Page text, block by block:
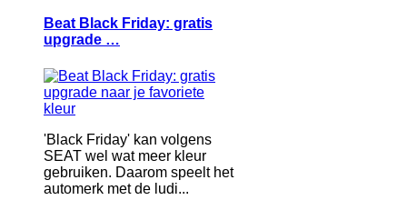
Beat Black Friday: gratis
upgrade …
'Black Friday' kan volgens
SEAT wel wat meer kleur
gebruiken. Daarom speelt het
automerk met de ludi...